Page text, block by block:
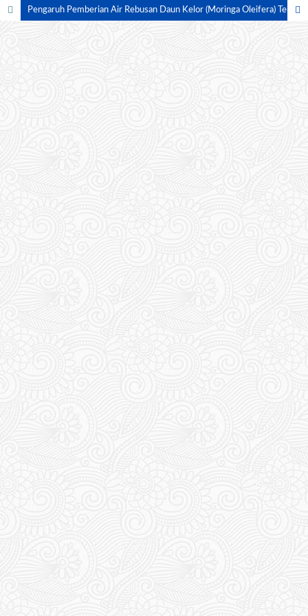
Pengaruh Pemberian Air Rebusan Daun Kelor (Moringa Oleifera) Terhadap Kadar Gula Darah Pada Pasien Diabetes Melitus Tipe II